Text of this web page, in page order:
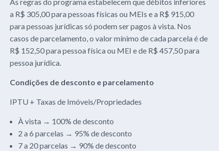
As regras do programa estabelecem que débitos inferiores
a R$ 305,00 para pessoas físicas ou MEIs e a R$ 915,00
para pessoas jurídicas só podem ser pagos à vista. Nos
casos de parcelamento, o valor mínimo de cada parcela é de
R$ 152,50 para pessoa física ou MEI e de R$ 457,50 para
pessoa jurídica.
Condições de desconto e parcelamento
IPTU + Taxas de Imóveis/Propriedades
À vista → 100% de desconto
2 a 6 parcelas → 95% de desconto
7 a 20 parcelas → 90% de desconto